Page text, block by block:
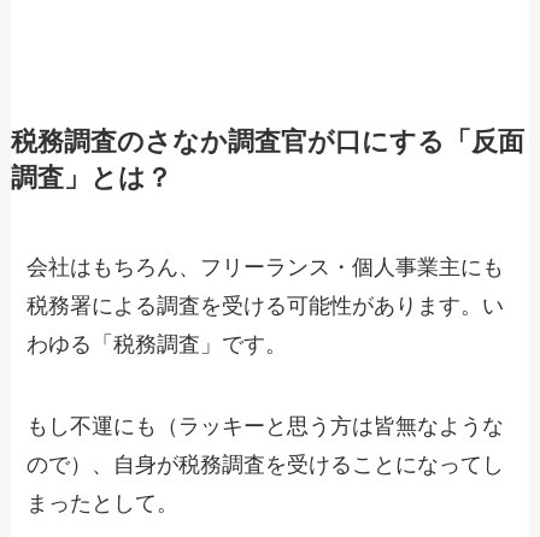
税務調査のさなか調査官が口にする「反面
調査」とは？
会社はもちろん、フリーランス・個人事業主にも
税務署による調査を受ける可能性があります。い
わゆる「税務調査」です。
もし不運にも（ラッキーと思う方は皆無なような
ので）、自身が税務調査を受けることになってし
まったとして。